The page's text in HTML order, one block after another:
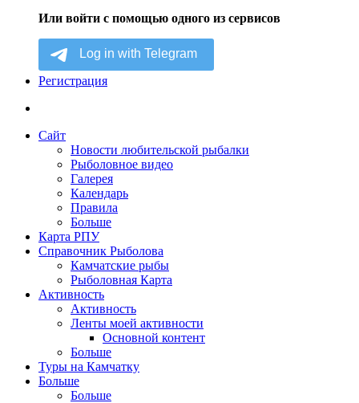
Или войти с помощью одного из сервисов
Регистрация
Сайт
Новости любительской рыбалки
Рыболовное видео
Галерея
Календарь
Правила
Больше
Карта РПУ
Справочник Рыболова
Камчатские рыбы
Рыболовная Карта
Активность
Активность
Ленты моей активности
Основной контент
Больше
Туры на Камчатку
Больше
Больше